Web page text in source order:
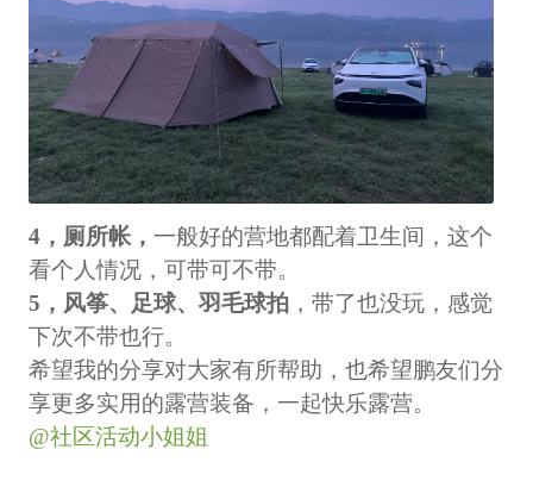
4，厕所帐， 一般好的营地都配着卫生间，这个
看个人情况，可带可不带。
5，风筝、足球、羽毛球拍，带了也没玩，感觉
下次不带也行。
希望我的分享对大家有所帮助，也希望鹏友们分
享更多实用的露营装备，一起快乐露营。
@社区活动小姐姐